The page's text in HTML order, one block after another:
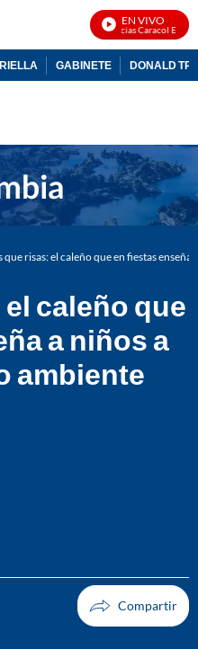
EN VIVO
Noticias Caracol En Vivo
GABINETE DONALD
que risas: el caleño que en fiestas
caleño que
a niños a
ambiente